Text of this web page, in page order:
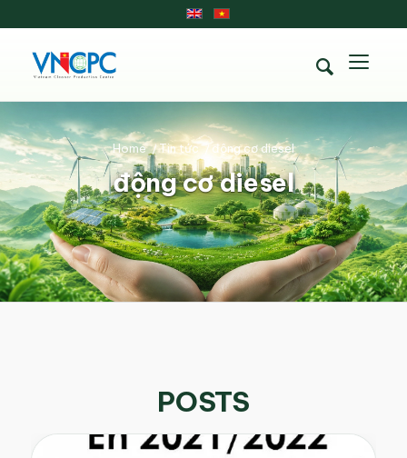
động cơ diesel
Home /Tin tức / động cơ diesel
POSTS